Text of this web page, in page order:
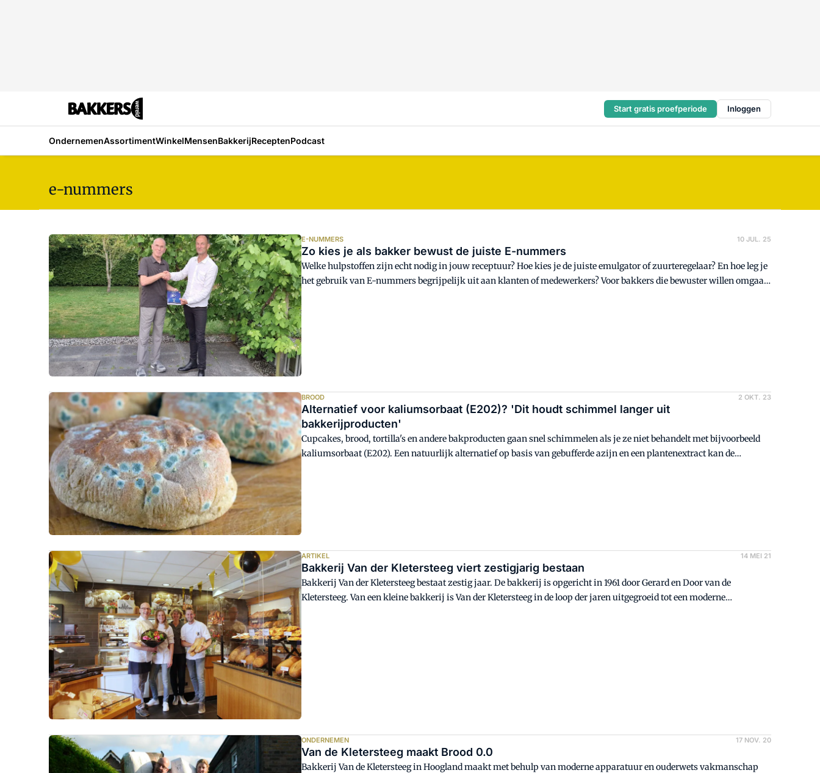
Start gratis proefperiode Inloggen
OndernemenAssortimentWinkelMensenBakkerijReceptenPodcast
e-nummers
E-NUMMERS 10 JUL. 25
Zo kies je als bakker bewust de juiste E-nummers
Welke hulpstoffen zijn echt nodig in jouw receptuur? Hoe kies je de juiste emulgator of zuurteregelaar? En hoe leg je
het gebruik van E-nummers begrijpelijk uit aan klanten of medewerkers? Voor bakkers die bewuster willen omgaan
BROOD 2 OKT. 23
Alternatief voor kaliumsorbaat (E202)? 'Dit houdt schimmel langer uit
bakkerijproducten'
Cupcakes, brood, tortilla's en andere bakproducten gaan snel schimmelen als je ze niet behandelt met bijvoorbeeld
kaliumsorbaat (E202). Een natuurlijk alternatief op basis van gebufferde azijn en een plantenextract kan de
ARTIKEL 14 MEI 21
Bakkerij Van der Kletersteeg viert zestigjarig bestaan
Bakkerij Van der Kletersteeg bestaat zestig jaar. De bakkerij is opgericht in 1961 door Gerard en Door van de
Kletersteeg. Van een kleine bakkerij is Van der Kletersteeg in de loop der jaren uitgegroeid tot een moderne
ONDERNEMEN 17 NOV. 20
Van de Kletersteeg maakt Brood 0.0
Bakkerij Van de Kletersteeg in Hoogland maakt met behulp van moderne apparatuur en ouderwets vakmanschap